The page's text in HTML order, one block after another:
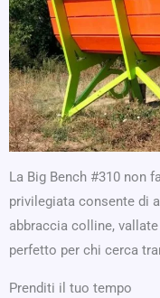
La Big Bench #310 non
privilegiata consente di
abbraccia colline,
perfetto per chi cerca
Prenditi il tuo tempo